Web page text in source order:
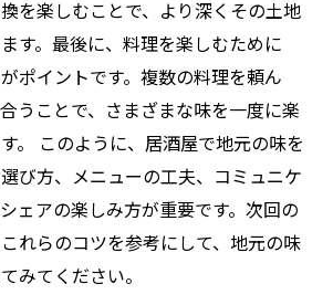
を楽しむことで、より深くその土地
す。最後に、料理を楽しむために
ポイントです。複数の料理を頼ん
うことで、さまざまな味を一度に楽
。 このように、居酒屋で地元の味を
び方、メニューの工夫、コミュニケ
ェアの楽しみ方が重要です。次回の
れらのコツを参考にして、地元の味
みてください。